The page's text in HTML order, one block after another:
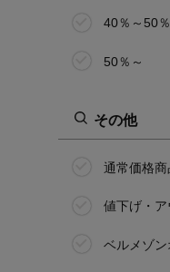
40％～50％
50％～
その他
通常価格商
値下げ・
ベルメゾ